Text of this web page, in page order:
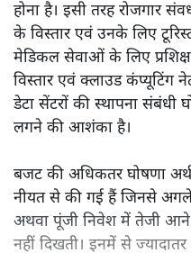
होना है। इसी तरह रोजगार
के विस्तार एवं उनके लिए
मेडिकल सेवाओं के लिए
विस्तार एवं क्लाउड कंप्यूटिंग
डेटा सेंटरों की स्थापना
लगने की आशंका है।
बजट की अधिकतर घोषणा
नीयत से की गई हैं जिनसे अगले
अथवा पूंजी निवेश में तेजी आने
नहीं दिखती। इनमें से